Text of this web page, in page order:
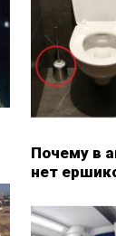
Почему в
нет